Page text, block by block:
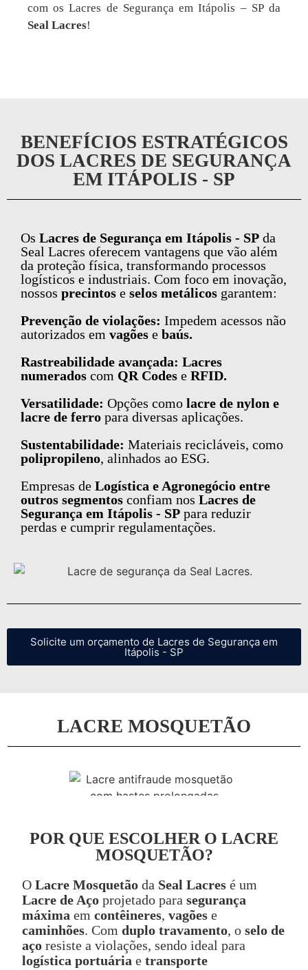
com os Lacres de Segurança em Itápolis – SP da
Seal Lacres!
BENEFÍCIOS ESTRATÉGICOS
DOS LACRES DE SEGURANÇA
EM ITÁPOLIS - SP
Os Lacres de Segurança em Itápolis - SP da
Seal Lacres oferecem vantagens que vão além
da proteção física, transformando processos
logísticos e industriais. Com foco em inovação,
nossos precintos e selos metálicos garantem:
Prevenção de violações: Impedem acessos não
autorizados em vagões e baús.
Rastreabilidade avançada: Lacres
numerados com QR Codes e RFID.
Versatilidade: Opções como lacre de nylon e
lacre de ferro para diversas aplicações.
Sustentabilidade: Materiais recicláveis, como
polipropileno, alinhados ao ESG.
Empresas de Logística e Agronegócio entre
outros segmentos confiam nos Lacres de
Segurança em Itápolis - SP para reduzir
perdas e cumprir regulamentações.
Solicite um orçamento de Lacres de Segurança em
Itápolis - SP
LACRE MOSQUETÃO
POR QUE ESCOLHER O LACRE
MOSQUETÃO?
O Lacre Mosquetão da Seal Lacres é um
Lacre de Aço projetado para segurança
máxima em contêineres, vagões e
caminhões. Com duplo travamento, o selo de
aço resiste a violações, sendo ideal para
logística portuária e transporte